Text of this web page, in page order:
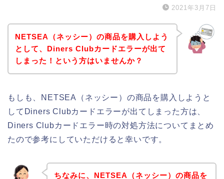
2021年3月7日
NETSEA（ネッシー）の商品を購入しよう
として、Diners Clubカードエラーが出て
しまった！という方はいませんか？
もしも、NETSEA（ネッシー）の商品を購入しようと
してDiners Clubカードエラーが出てしまった方は、
Diners Clubカードエラー時の対処方法についてまとめ
たので参考にしていただけると幸いです。
ちなみに、NETSEA（ネッシー）の商品を